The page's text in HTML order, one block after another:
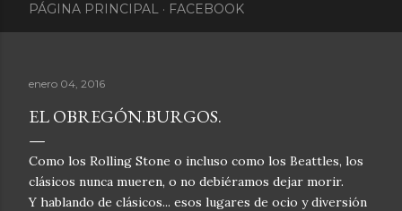
PÁGINA PRINCIPAL FACEBOOK
enero 04, 2016
EL OBREGÓN.BURGOS.
Como los Rolling Stone o incluso como los Beattles, los
clásicos nunca mueren, o no debiéramos dejar morir.
Y hablando de clásicos... esos lugares de ocio y diversión